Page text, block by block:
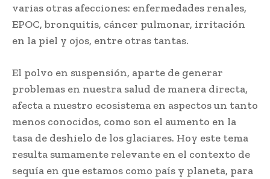
varias otras afecciones: enfermedades renales,
EPOC, bronquitis, cáncer pulmonar, irritación
en la piel y ojos, entre otras tantas.
El polvo en suspensión, aparte de generar
problemas en nuestra salud de manera directa,
afecta a nuestro ecosistema en aspectos un tanto
menos conocidos, como son el aumento en la
tasa de deshielo de los glaciares. Hoy este tema
resulta sumamente relevante en el contexto de
sequía en que estamos como país y planeta, para